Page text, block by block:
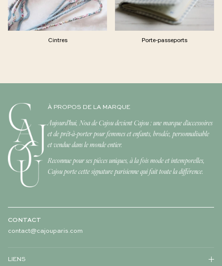
Cintres Porte-passeports
À PROPOS DE LA MARQUE
Aujourd'hui, Noa de Cajou devient Cajou : une marque d'accessoires
et de prêt-à-porter pour femmes et enfants, brodée, personnalisable
et vendue dans le monde entier.
Reconnue pour ses pièces uniques, à la fois mode et intemporelles,
Cajou porte cette signature parisienne qui fait toute la différence.
CONTACT
contact@cajouparis.com
LIENS